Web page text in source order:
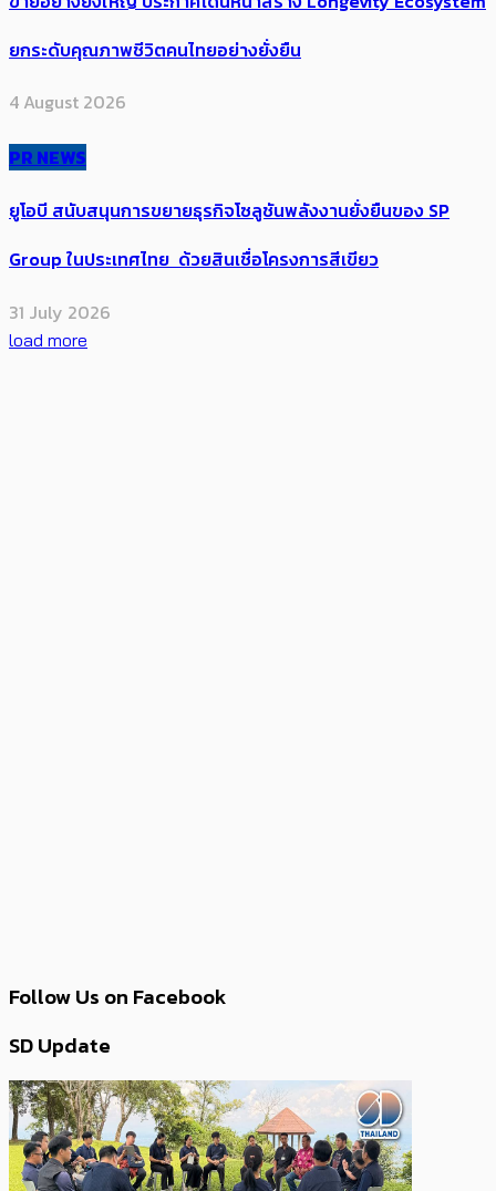
ยกระดับคุณภาพชีวิตคนไทยอย่างยั่งยืน
4 August 2026
PR NEWS
ยูโอบี สนับสนุนการขยายธุรกิจโซลูชันพลังงานยั่งยืนของ SP
Group ในประเทศไทย ด้วยสินเชื่อโครงการสีเขียว
31 July 2026
load more
Follow Us on Facebook
SD Update